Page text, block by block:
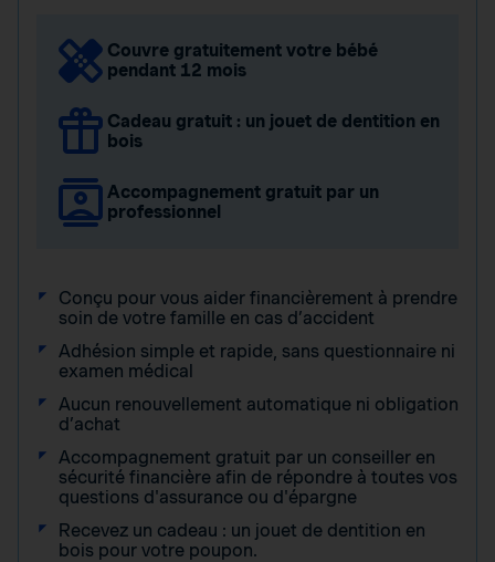
Couvre gratuitement votre bébé
pendant 12 mois
Cadeau gratuit : un jouet de dentition en
bois
Accompagnement gratuit par un
professionnel
Conçu pour vous aider financièrement à prendre
soin de votre famille en cas d’accident
Adhésion simple et rapide, sans questionnaire ni
examen médical
Aucun renouvellement automatique ni obligation
d’achat
Accompagnement gratuit par un conseiller en
sécurité financière afin de répondre à toutes vos
questions d'assurance ou d'épargne
Recevez un cadeau : un jouet de dentition en
bois pour votre poupon.